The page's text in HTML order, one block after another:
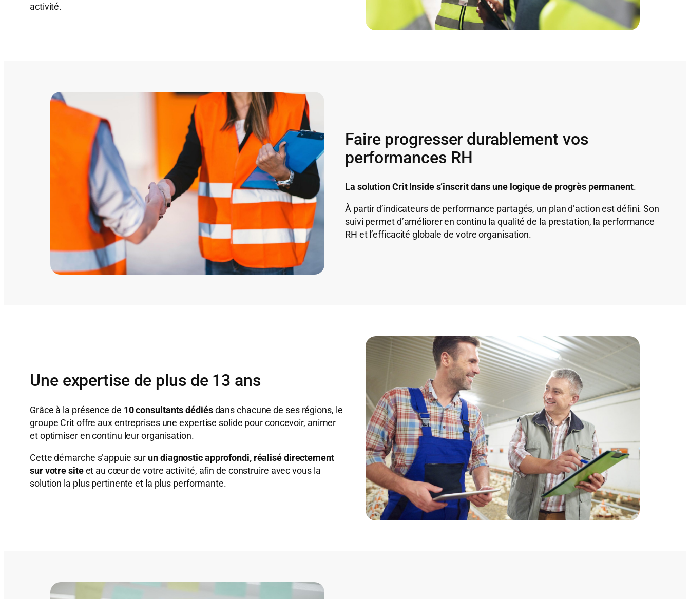
activité.
Faire progresser durablement vos
performances RH
La solution Crit Inside s’inscrit dans une logique de progrès permanent.
À partir d’indicateurs de performance partagés, un plan d’action est défini. Son
suivi permet d’améliorer en continu la qualité de la prestation, la performance
RH et l’efficacité globale de votre organisation.
Une expertise de plus de 13 ans
Grâce à la présence de 10 consultants dédiésdans chacune de ses régions, le
groupe Crit offre aux entreprises une expertise solide pour concevoir, animer
et optimiser en continu leur organisation.
Cette démarche s’appuie sur un diagnostic approfondi, réalisé directement
sur votre siteet au cœur de votre activité, afin de construire avec vous la
solution la plus pertinente et la plus performante.